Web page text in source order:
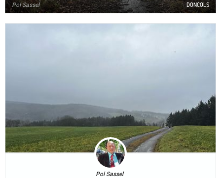
Pol Sassel DONCOLS
Pol Sassel